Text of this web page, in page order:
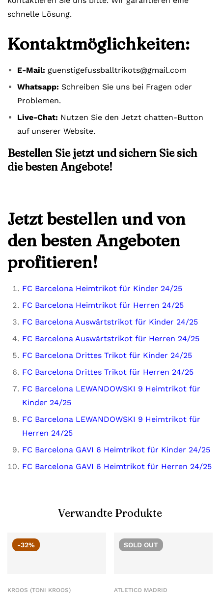
schnelle Lösung.
Kontaktmöglichkeiten:
E-Mail: guenstigefussballtrikots@gmail.com
Whatsapp: Schreiben Sie uns bei Fragen oder
Problemen.
Live-Chat: Nutzen Sie den Jetzt chatten-Button
auf unserer Website.
Bestellen Sie jetzt und sichern Sie sich
die besten Angebote!
Jetzt bestellen und von
den besten Angeboten
profitieren!
FC Barcelona Heimtrikot für Kinder 24/25
FC Barcelona Heimtrikot für Herren 24/25
FC Barcelona Auswärtstrikot für Kinder 24/25
FC Barcelona Auswärtstrikot für Herren 24/25
FC Barcelona Drittes Trikot für Kinder 24/25
FC Barcelona Drittes Trikot für Herren 24/25
FC Barcelona LEWANDOWSKI 9 Heimtrikot für
Kinder 24/25
FC Barcelona LEWANDOWSKI 9 Heimtrikot für
Herren 24/25
FC Barcelona GAVI 6 Heimtrikot für Kinder 24/25
FC Barcelona GAVI 6 Heimtrikot für Herren 24/25
Verwandte Produkte
-32%
KROOS (TONI KROOS)
SOLD OUT
ATLETICO MADRID